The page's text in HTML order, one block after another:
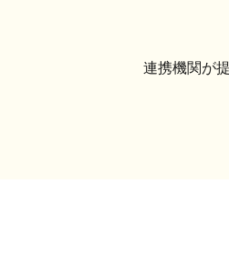
連携機関が